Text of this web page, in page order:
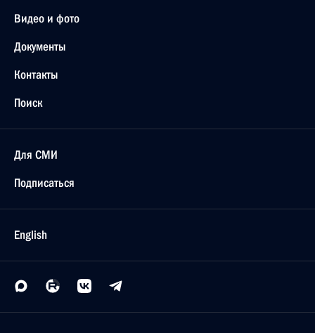
Видео и фото
Документы
Контакты
Поиск
Для СМИ
Подписаться
English